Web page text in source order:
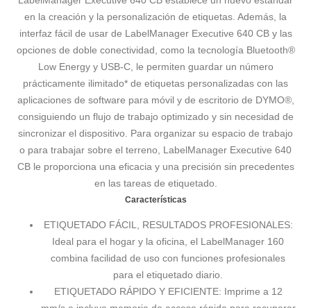
en la creación y la personalización de etiquetas. Además, la
interfaz fácil de usar de LabelManager Executive 640 CB y las
opciones de doble conectividad, como la tecnología Bluetooth®
Low Energy y USB-C, le permiten guardar un número
prácticamente ilimitado* de etiquetas personalizadas con las
aplicaciones de software para móvil y de escritorio de DYMO®,
consiguiendo un flujo de trabajo optimizado y sin necesidad de
sincronizar el dispositivo. Para organizar su espacio de trabajo
o para trabajar sobre el terreno, LabelManager Executive 640
CB le proporciona una eficacia y una precisión sin precedentes
en las tareas de etiquetado.
Características
ETIQUETADO FÁCIL, RESULTADOS PROFESIONALES:
Ideal para el hogar y la oficina, el LabelManager 160
combina facilidad de uso con funciones profesionales
para el etiquetado diario.
ETIQUETADO RÁPIDO Y EFICIENTE: Imprime a 12